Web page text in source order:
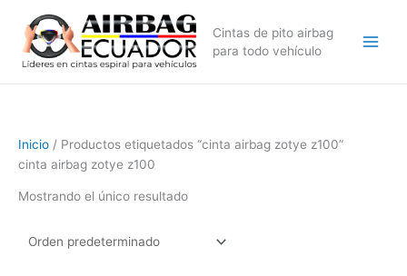
contenido
Cintas de pito airbag
para todo vehículo
Inicio / Productos etiquetados “cinta airbag zotye z100”
cinta airbag zotye z100
Mostrando el único resultado